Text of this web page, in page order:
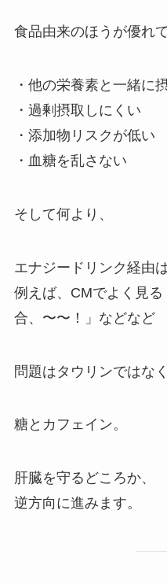
食品由来のほうが優れ
・他の栄養素と一緒に
・過剰摂取しにくい
・添加物リスクが低い
・血糖を乱さない
そして何より、
エナジードリンク経由
例えば、CMでよく見
合、〜〜！」などなど
問題はタウリンではなく
糖とカフェイン。
肝臓を守るどころか、
逆方向に進みます。